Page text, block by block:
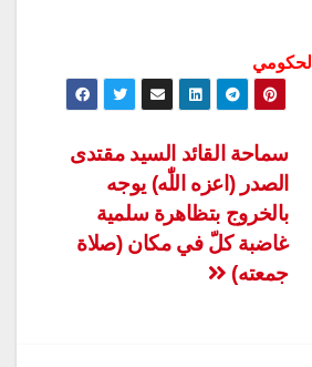
الحكومي
سماحة القائد السيد مقتدى
الصدر (اعزه اللّٰه) يوجه
بالخروج بتظاهرة سلمية
غاضبة كلّ في مكان (صلاة
جمعته)